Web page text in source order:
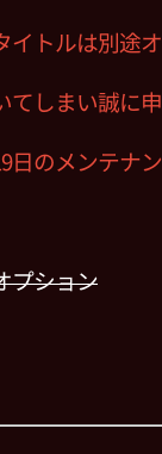
イトルは別途
てしまい誠に
日のメンテナ
プション